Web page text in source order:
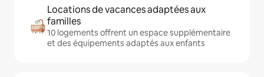
Locations de vacances adaptées aux
familles
10 logements offrent un espace supplémentaire
et des équipements adaptés aux enfants